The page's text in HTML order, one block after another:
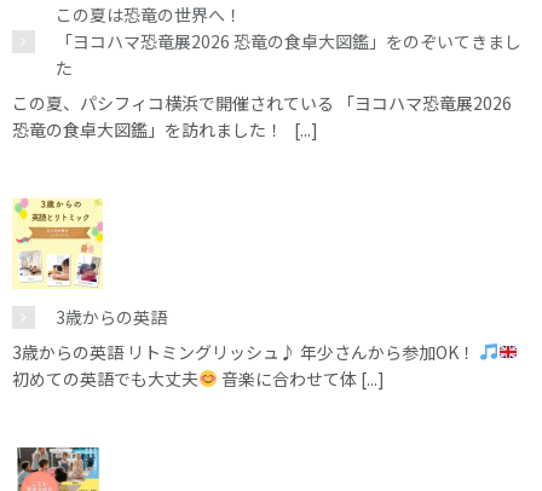
この夏は恐竜の世界へ！
「ヨコハマ恐竜展2026 恐竜の食卓大図鑑」をのぞいてきまし
た
この夏、パシフィコ横浜で開催されている 「ヨコハマ恐竜展2026
恐竜の食卓大図鑑」を訪れました！ [...]
3歳からの英語
3歳からの英語 リトミングリッシュ♪ 年少さんから参加OK！
初めての英語でも大丈夫
音楽に合わせて体 [...]